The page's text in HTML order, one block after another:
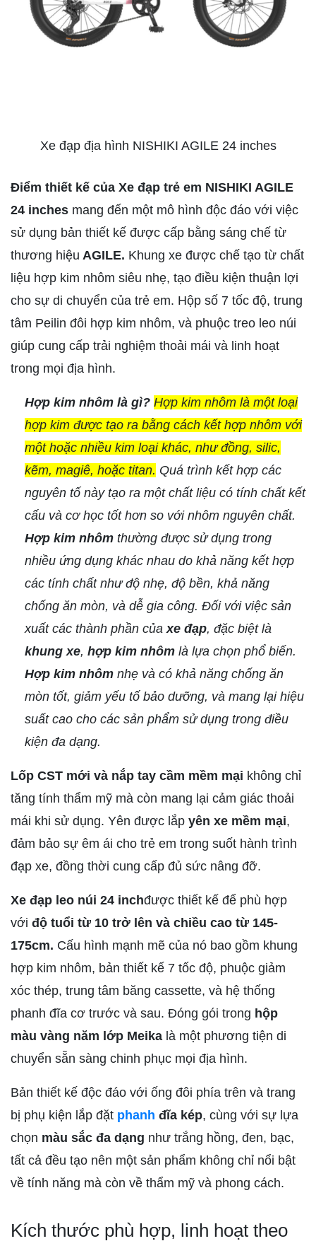
Xe đạp địa hình NISHIKI AGILE 24 inches
Điểm thiết kế của Xe đạp trẻ em NISHIKI AGILE
24 inches mang đến một mô hình độc đáo với việc
sử dụng bản thiết kế được cấp bằng sáng chế từ
thương hiệu AGILE. Khung xe được chế tạo từ chất
liệu hợp kim nhôm siêu nhẹ, tạo điều kiện thuận lợi
cho sự di chuyển của trẻ em. Hộp số 7 tốc độ, trung
tâm Peilin đôi hợp kim nhôm, và phuộc treo leo núi
giúp cung cấp trải nghiệm thoải mái và linh hoạt
trong mọi địa hình.
Hợp kim nhôm là gì? Hợp kim nhôm là một loại
hợp kim được tạo ra bằng cách kết hợp nhôm với
một hoặc nhiều kim loại khác, như đồng, silic,
kẽm, magiê, hoặc titan. Quá trình kết hợp các
nguyên tố này tạo ra một chất liệu có tính chất kết
cấu và cơ học tốt hơn so với nhôm nguyên chất.
Hợp kim nhôm thường được sử dụng trong
nhiều ứng dụng khác nhau do khả năng kết hợp
các tính chất như độ nhẹ, độ bền, khả năng
chống ăn mòn, và dễ gia công. Đối với việc sản
xuất các thành phần của xe đạp, đặc biệt là
khung xe, hợp kim nhôm là lựa chọn phổ biến.
Hợp kim nhôm nhẹ và có khả năng chống ăn
mòn tốt, giảm yếu tố bảo dưỡng, và mang lại hiệu
suất cao cho các sản phẩm sử dụng trong điều
kiện đa dạng.
Lốp CST mới và nắp tay cầm mềm mại không chỉ
tăng tính thẩm mỹ mà còn mang lại cảm giác thoải
mái khi sử dụng. Yên được lắp yên xe mềm mại,
đảm bảo sự êm ái cho trẻ em trong suốt hành trình
đạp xe, đồng thời cung cấp đủ sức nâng đỡ.
Xe đạp leo núi 24 inchđược thiết kế để phù hợp
với độ tuổi từ 10 trở lên và chiều cao từ 145-
175cm. Cấu hình mạnh mẽ của nó bao gồm khung
hợp kim nhôm, bản thiết kế 7 tốc độ, phuộc giảm
xóc thép, trung tâm băng cassette, và hệ thống
phanh đĩa cơ trước và sau. Đóng gói trong hộp
màu vàng năm lớp Meika là một phương tiện di
chuyển sẵn sàng chinh phục mọi địa hình.
Bản thiết kế độc đáo với ống đôi phía trên và trang
bị phụ kiện lắp đặt phanh đĩa kép, cùng với sự lựa
chọn màu sắc đa dạng như trắng hồng, đen, bạc,
tất cả đều tạo nên một sản phẩm không chỉ nổi bật
về tính năng mà còn về thẩm mỹ và phong cách.
Kích thước phù hợp, linh hoạt theo